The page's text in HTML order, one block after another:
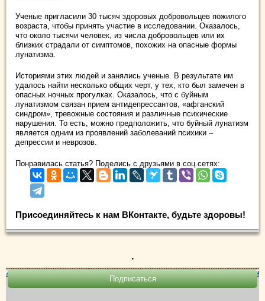
Ученые пригласили 30 тысяч здоровых добровольцев пожилого
возраста, чтобы принять участие в исследовании. Оказалось,
что около тысячи человек, из числа добровольцев или их
близких страдали от симптомов, похожих на опасные формы
лунатизма.
Историями этих людей и занялись ученые. В результате им
удалось найти несколько общих черт, у тех, кто был замечен в
опасных ночных прогулках. Оказалось, что с буйным
лунатизмом связан прием антидепрессантов, «афганский
синдром», тревожные состояния и различные психические
нарушения. То есть, можно предположить, что буйный лунатизм
является одним из проявлений заболеваний психики –
депрессии и неврозов.
Понравилась статья? Поделись с друзьями в соц.сетях:
Присоединяйтесь к нам ВКонтакте, будьте здоровы!
.